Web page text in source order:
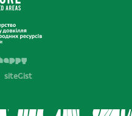
siteGist